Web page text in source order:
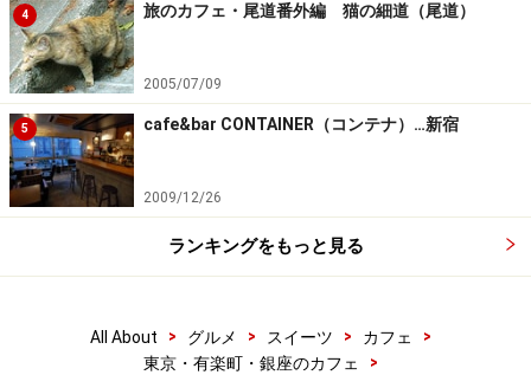
4 旅のカフェ・尾道番外編 猫の細道（尾道）
2005/07/09
5 cafe&bar CONTAINER（コンテナ）…新宿
2009/12/26
ランキングをもっと見る
All About > グルメ > スイーツ > カフェ
>
東京・有楽町・銀座のカフェ
>